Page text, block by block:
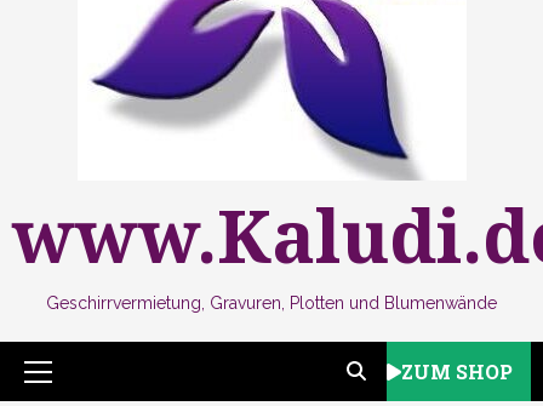
Geschirrvermietung, Gravuren, Plotten und Blumenwände
Primäres
ZUM SHOP